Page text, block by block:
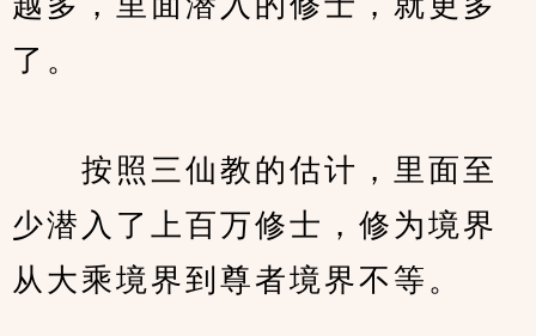
了。
按照三仙教的估计，里面至
少潜入了上百万修士，修为境界
从大乘境界到尊者境界不等。